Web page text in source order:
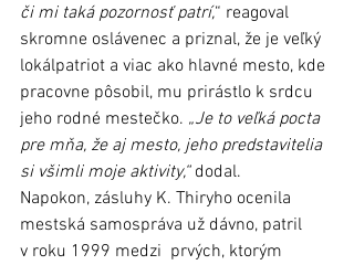
či mi taká pozornosť patrí,“ reagoval
skromne oslávenec a priznal, že je veľký
lokálpatriot a viac ako hlavné mesto, kde
pracovne pôsobil, mu prirástlo k srdcu
jeho rodné mestečko. „Je to veľká pocta
pre mňa, že aj mesto, jeho predstavitelia
si všimli moje aktivity,“ dodal.
Napokon, zásluhy K. Thiryho ocenila
mestská samospráva už dávno, patril
v roku 1999 medzi  prvých, ktorým